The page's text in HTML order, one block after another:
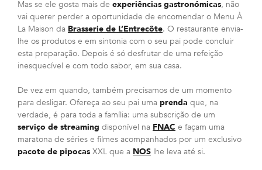
Mas se ele gosta mais de experiências gastronómicas, não
vai querer perder a oportunidade de encomendar o Menu À
La Maison da Brasserie de L’Entrecôte. O restaurante envia-
lhe os produtos e em sintonia com o seu pai pode concluir
esta preparação. Depois é só desfrutar de uma refeição
inesquecível e com todo sabor, em sua casa.
De vez em quando, também precisamos de um momento
para desligar. Ofereça ao seu pai uma prenda que, na
verdade, é para toda a família: uma subscrição de um
serviço de streaming disponível na FNAC e façam uma
maratona de séries e filmes acompanhados por um exclusivo
pacote de pipocas XXL que a NOS lhe leva até si.